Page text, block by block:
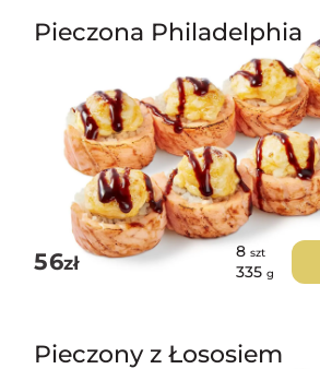
Pieczona Philadelphia
56zł
8 szt
335 g
Pieczony z Łososiem